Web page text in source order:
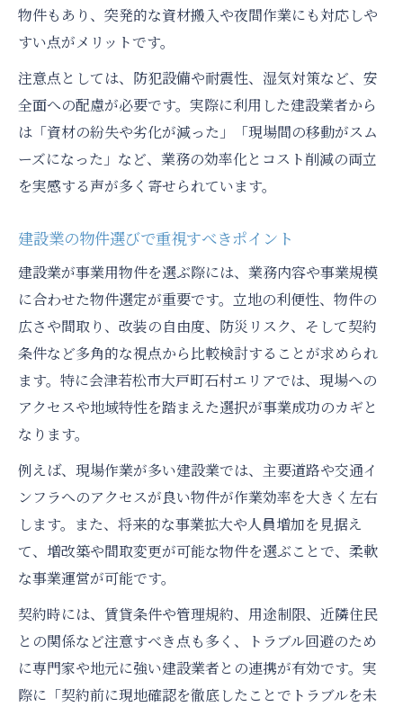
物件もあり、突発的な資材搬入や夜間作業にも対応しや
すい点がメリットです。
注意点としては、防犯設備や耐震性、湿気対策など、安
全面への配慮が必要です。実際に利用した建設業者から
は「資材の紛失や劣化が減った」「現場間の移動がスム
ーズになった」など、業務の効率化とコスト削減の両立
を実感する声が多く寄せられています。
建設業の物件選びで重視すべきポイント
建設業が事業用物件を選ぶ際には、業務内容や事業規模
に合わせた物件選定が重要です。立地の利便性、物件の
広さや間取り、改装の自由度、防災リスク、そして契約
条件など多角的な視点から比較検討することが求められ
ます。特に会津若松市大戸町石村エリアでは、現場への
アクセスや地域特性を踏まえた選択が事業成功のカギと
なります。
例えば、現場作業が多い建設業では、主要道路や交通イ
ンフラへのアクセスが良い物件が作業効率を大きく左右
します。また、将来的な事業拡大や人員増加を見据え
て、増改築や間取変更が可能な物件を選ぶことで、柔軟
な事業運営が可能です。
契約時には、賃貸条件や管理規約、用途制限、近隣住民
との関係など注意すべき点も多く、トラブル回避のため
に専門家や地元に強い建設業者との連携が有効です。実
際に「契約前に現地確認を徹底したことでトラブルを未